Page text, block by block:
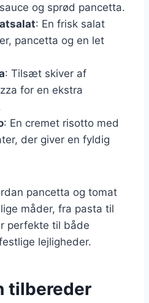
og sprød pancetta.
: En frisk salat
pancetta og en let
: Tilsæt skiver af
for en ekstra
: En cremet risotto med
der giver en fyldig
pancetta og tomat
måder, fra pasta til
perfekte til både
lejligheder.
tilbereder